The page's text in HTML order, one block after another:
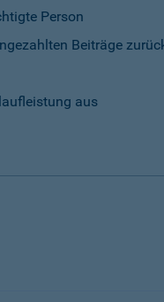
Person
Beiträge
aus